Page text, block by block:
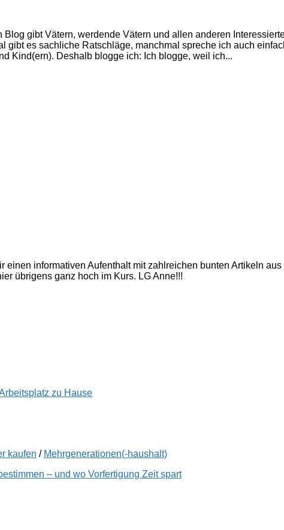
gibt Vätern, werdende Vätern und allen anderen
gibt es sachliche Ratschläge, manchmal spreche ich auch
Kind(ern). Deshalb blogge ich: Ich blogge, weil ich...
einen informativen Aufenthalt mit zahlreichen bunten Artikeln
übrigens ganz hoch im Kurs. LG Anne!!!
zu Hause
kaufen / Mehrgenerationen(-haushalt)
– und wo Vorfertigung Zeit spart